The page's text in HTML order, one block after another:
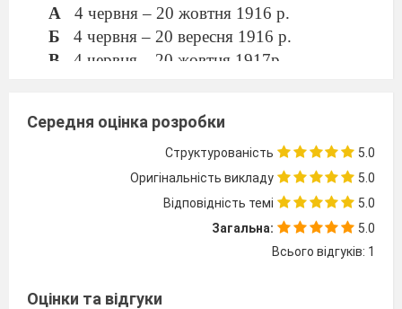
А
4 червня – 20 жовтня 1916 р.
Б
4 червня – 20 вересня 1916 р.
В
4 червня – 20 жовтня 1917р.
битва
Першої світової війни між
та німецьким флотами
єнська битва
Верденська битва
А
Перемогу у Першій світовій війні
Середня оцінка розробки
Структурованість
5.0
Оригінальність викладу
5.0
Відповідність темі
5.0
Загальна:
5.0
Всього відгуків: 1
Оцінки та відгуки